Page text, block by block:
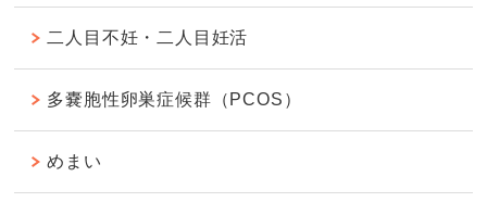
二人目不妊・二人目妊活
多嚢胞性卵巣症候群（PCOS）
めまい